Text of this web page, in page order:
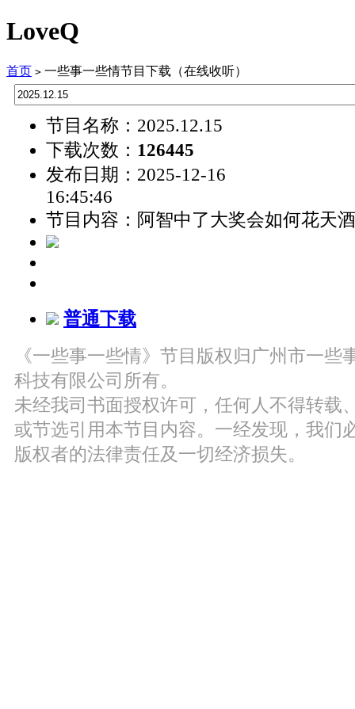
LoveQ
首页 > 一些事一些情节目下载（在线收听）
节目名称：2025.12.15
下载次数： 126445
发布日期：2025-12-16
16:45:46
节目内容：阿智中了大奖会如何花天
普通下载
《一些事一些情》节目版权归广州市一些
科技有限公司所有。
未经我司书面授权许可，任何人不得转载
或节选引用本节目内容。一经发现，我们
版权者的法律责任及一切经济损失。